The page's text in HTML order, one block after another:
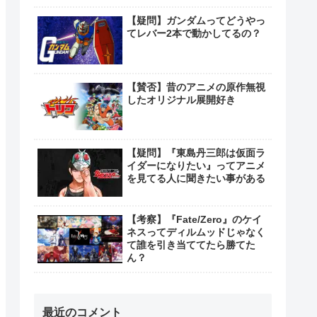
【疑問】ガンダムってどうやっ
てレバー2本で動かしてるの？
【賛否】昔のアニメの原作無視
したオリジナル展開好き
【疑問】『東島丹三郎は仮面ラ
イダーになりたい』ってアニメ
を見てる人に聞きたい事がある
【考察】『Fate/Zero』のケイ
ネスってディルムッドじゃなく
て誰を引き当ててたら勝てた
ん？
最近のコメント